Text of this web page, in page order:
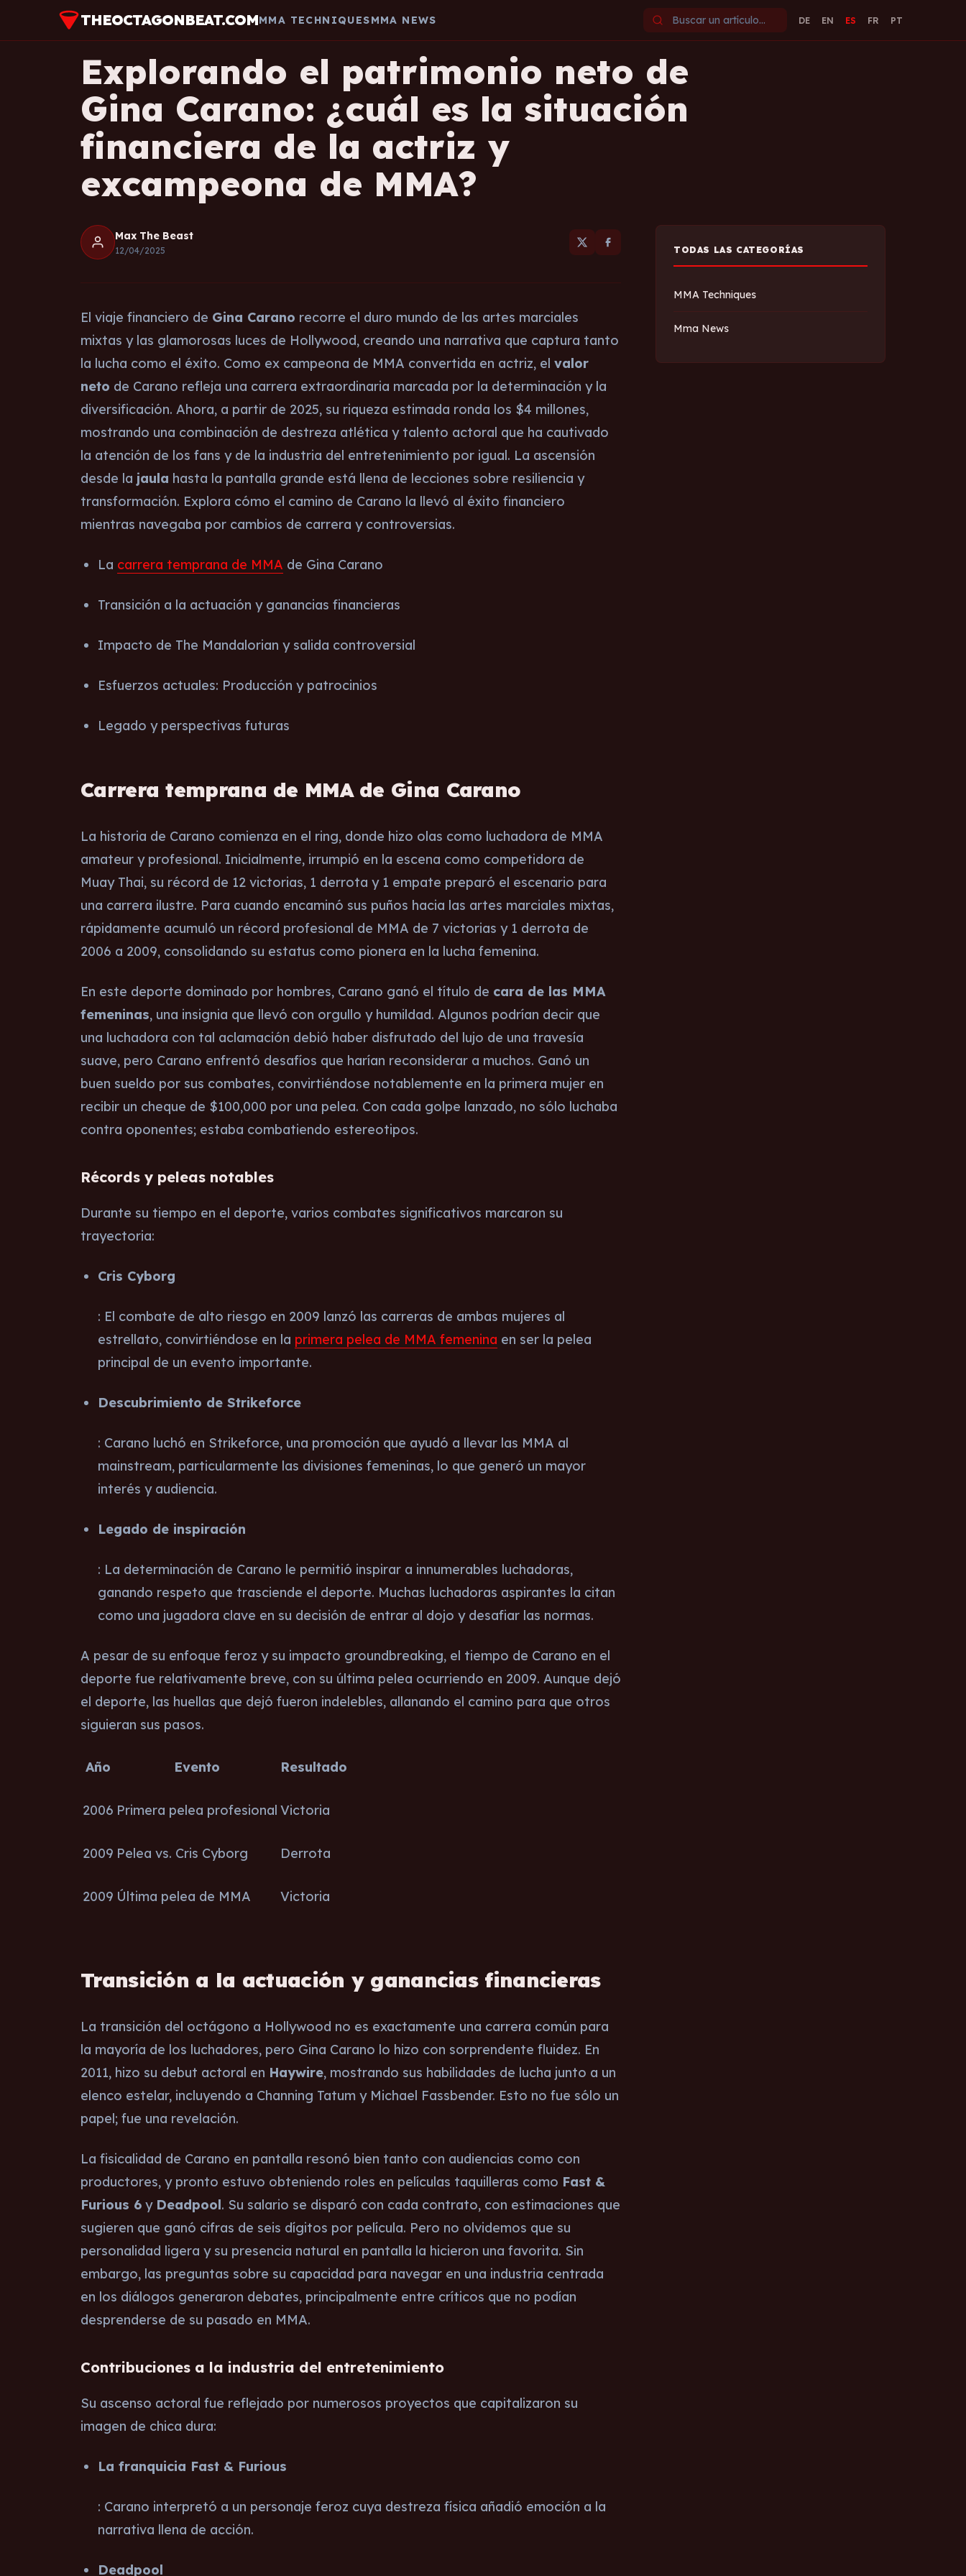
THEOCTAGONBEAT.COMMMA TECHNIQUESMMA NEWS DE EN ES FR PT
Explorando el patrimonio neto de
Gina Carano: ¿cuál es la situación
financiera de la actriz y
excampeona de MMA?
Max The Beast
12/04/2025
El viaje financiero de Gina Carano recorre el duro mundo de las artes marciales
mixtas y las glamorosas luces de Hollywood, creando una narrativa que captura tanto
la lucha como el éxito. Como ex campeona de MMA convertida en actriz, el valor
neto de Carano refleja una carrera extraordinaria marcada por la determinación y la
diversificación. Ahora, a partir de 2025, su riqueza estimada ronda los $4 millones,
mostrando una combinación de destreza atlética y talento actoral que ha cautivado
la atención de los fans y de la industria del entretenimiento por igual. La ascensión
desde la jaula hasta la pantalla grande está llena de lecciones sobre resiliencia y
transformación. Explora cómo el camino de Carano la llevó al éxito financiero
mientras navegaba por cambios de carrera y controversias.
La carrera temprana de MMA de Gina Carano
Transición a la actuación y ganancias financieras
Impacto de The Mandalorian y salida controversial
Esfuerzos actuales: Producción y patrocinios
Legado y perspectivas futuras
Carrera temprana de MMA de Gina Carano
La historia de Carano comienza en el ring, donde hizo olas como luchadora de MMA
amateur y profesional. Inicialmente, irrumpió en la escena como competidora de
Muay Thai, su récord de 12 victorias, 1 derrota y 1 empate preparó el escenario para
una carrera ilustre. Para cuando encaminó sus puños hacia las artes marciales mixtas,
rápidamente acumuló un récord profesional de MMA de 7 victorias y 1 derrota de
2006 a 2009, consolidando su estatus como pionera en la lucha femenina.
En este deporte dominado por hombres, Carano ganó el título de cara de las MMA
femeninas, una insignia que llevó con orgullo y humildad. Algunos podrían decir que
una luchadora con tal aclamación debió haber disfrutado del lujo de una travesía
suave, pero Carano enfrentó desafíos que harían reconsiderar a muchos. Ganó un
buen sueldo por sus combates, convirtiéndose notablemente en la primera mujer en
recibir un cheque de $100,000 por una pelea. Con cada golpe lanzado, no sólo luchaba
contra oponentes; estaba combatiendo estereotipos.
Récords y peleas notables
Durante su tiempo en el deporte, varios combates significativos marcaron su
trayectoria:
Cris Cyborg
: El combate de alto riesgo en 2009 lanzó las carreras de ambas mujeres al
estrellato, convirtiéndose en la primera pelea de MMA femenina en ser la pelea
principal de un evento importante.
Descubrimiento de Strikeforce
: Carano luchó en Strikeforce, una promoción que ayudó a llevar las MMA al
mainstream, particularmente las divisiones femeninas, lo que generó un mayor
interés y audiencia.
Legado de inspiración
: La determinación de Carano le permitió inspirar a innumerables luchadoras,
ganando respeto que trasciende el deporte. Muchas luchadoras aspirantes la citan
como una jugadora clave en su decisión de entrar al dojo y desafiar las normas.
A pesar de su enfoque feroz y su impacto groundbreaking, el tiempo de Carano en el
deporte fue relativamente breve, con su última pelea ocurriendo en 2009. Aunque dejó
el deporte, las huellas que dejó fueron indelebles, allanando el camino para que otros
siguieran sus pasos.
Año Evento Resultado
2006 Primera pelea profesional Victoria
2009 Pelea vs. Cris Cyborg Derrota
2009 Última pelea de MMA Victoria
Transición a la actuación y ganancias financieras
La transición del octágono a Hollywood no es exactamente una carrera común para
la mayoría de los luchadores, pero Gina Carano lo hizo con sorprendente fluidez. En
2011, hizo su debut actoral en Haywire, mostrando sus habilidades de lucha junto a un
elenco estelar, incluyendo a Channing Tatum y Michael Fassbender. Esto no fue sólo un
papel; fue una revelación.
La fisicalidad de Carano en pantalla resonó bien tanto con audiencias como con
productores, y pronto estuvo obteniendo roles en películas taquilleras como Fast &
Furious 6 y Deadpool. Su salario se disparó con cada contrato, con estimaciones que
sugieren que ganó cifras de seis dígitos por película. Pero no olvidemos que su
personalidad ligera y su presencia natural en pantalla la hicieron una favorita. Sin
embargo, las preguntas sobre su capacidad para navegar en una industria centrada
en los diálogos generaron debates, principalmente entre críticos que no podían
desprenderse de su pasado en MMA.
Contribuciones a la industria del entretenimiento
Su ascenso actoral fue reflejado por numerosos proyectos que capitalizaron su
imagen de chica dura:
La franquicia Fast & Furious
: Carano interpretó a un personaje feroz cuya destreza física añadió emoción a la
narrativa llena de acción.
Deadpool
TODAS LAS CATEGORÍAS
MMA Techniques
Mma News